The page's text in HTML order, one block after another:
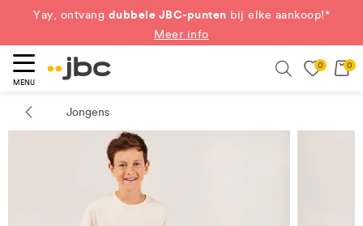
Yay, ontvang dubbele JBC-punten bij elke aankoop!*
Meer info
MENU
0 0
Jongens